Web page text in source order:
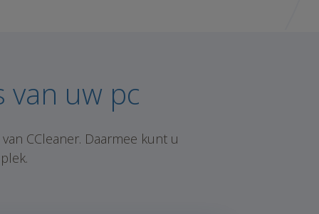
van uw pc
CCleaner. Daarmee kunt u